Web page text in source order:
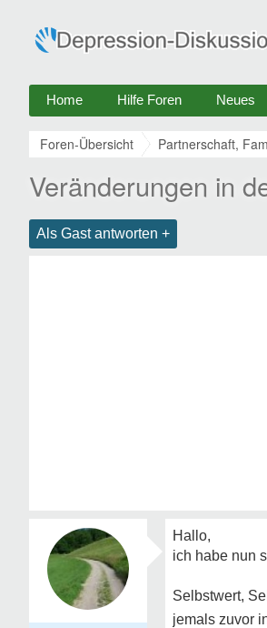
Home Hilfe Foren Neues
Foren-Übersicht Partnerschaft,
Veränderungen in
Als Gast antworten +
Hallo,
ich habe nun
Selbstwert,
jemals zuvor